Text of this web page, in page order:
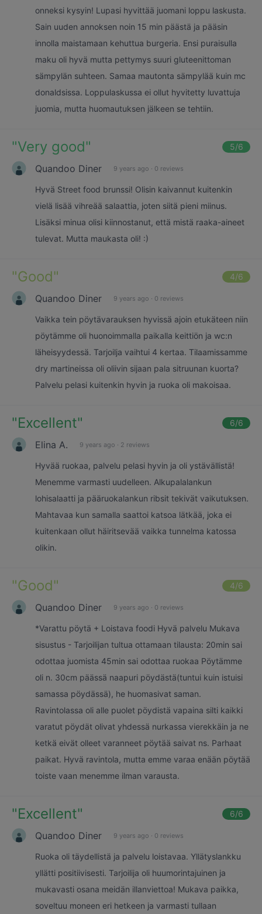
onneksi kysyin! Lupasi hyvittää juomani loppu laskusta.
Sain uuden annoksen noin 15 min päästä ja pääsin
innolla maistamaan kehuttua burgeria. Ensi puraisulla
maku oli hyvä mutta pettymys suuri gluteenittoman
sämpylän suhteen. Samaa mautonta sämpylää kuin mc
donaldsissa. Loppulaskussa ei ollut hyvitetty luvattuja
juomia, mutta huomautuksen jälkeen se tehtiin.
"Very good" 5/6
Quandoo Diner 9 years ago · 0 reviews
Hyvä Street food brunssi! Olisin kaivannut kuitenkin
vielä lisää vihreää salaattia, joten siitä pieni miinus.
Lisäksi minua olisi kiinnostanut, että mistä raaka-aineet
tulevat. Mutta maukasta oli! :)
"Good" 4/6
Quandoo Diner 9 years ago · 0 reviews
Vaikka tein pöytävarauksen hyvissä ajoin etukäteen niin
pöytämme oli huonoimmalla paikalla keittiön ja wc:n
läheisyydessä. Tarjoilja vaihtui 4 kertaa. Tilaamissamme
dry martineissa oli oliivin sijaan pala sitruunan kuorta?
Palvelu pelasi kuitenkin hyvin ja ruoka oli makoisaa.
"Excellent" 6/6
Elina A. 9 years ago · 2 reviews
Hyvää ruokaa, palvelu pelasi hyvin ja oli ystävällistä!
Menemme varmasti uudelleen. Alkupalalankun
lohisalaatti ja pääruokalankun ribsit tekivät vaikutuksen.
Mahtavaa kun samalla saattoi katsoa lätkää, joka ei
kuitenkaan ollut häiritsevää vaikka tunnelma katossa
olikin.
"Good" 4/6
Quandoo Diner 9 years ago · 0 reviews
*Varattu pöytä + Loistava foodi Hyvä palvelu Mukava
sisustus - Tarjoilijan tultua ottamaan tilausta: 20min sai
odottaa juomista 45min sai odottaa ruokaa Pöytämme
oli n. 30cm päässä naapuri pöydästä(tuntui kuin istuisi
samassa pöydässä), he huomasivat saman.
Ravintolassa oli alle puolet pöydistä vapaina silti kaikki
varatut pöydät olivat yhdessä nurkassa vierekkäin ja ne
ketkä eivät olleet varanneet pöytää saivat ns. Parhaat
paikat. Hyvä ravintola, mutta emme varaa enään pöytää
toiste vaan menemme ilman varausta.
"Excellent" 6/6
Quandoo Diner 9 years ago · 0 reviews
Ruoka oli täydellistä ja palvelu loistavaa. Yllätyslankku
yllätti positiivisesti. Tarjoilija oli huumorintajuinen ja
mukavasti osana meidän illanviettoa! Mukava paikka,
soveltuu moneen eri hetkeen ja varmasti tullaan